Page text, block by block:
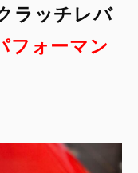
ラッチレバ
フォーマン